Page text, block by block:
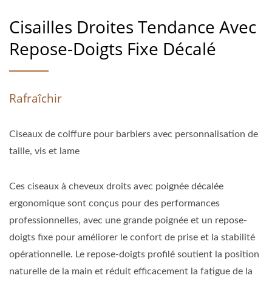
Cisailles Droites Tendance Avec
Repose-Doigts Fixe Décalé
Rafraîchir
Ciseaux de coiffure pour barbiers avec personnalisation de
taille, vis et lame
Ces ciseaux à cheveux droits avec poignée décalée
ergonomique sont conçus pour des performances
professionnelles, avec une grande poignée et un repose-
doigts fixe pour améliorer le confort de prise et la stabilité
opérationnelle. Le repose-doigts profilé soutient la position
naturelle de la main et réduit efficacement la fatigue de la